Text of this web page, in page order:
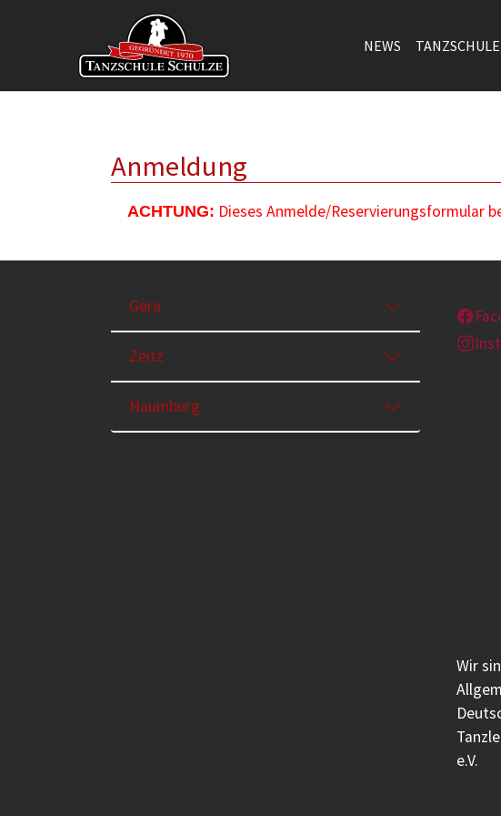
NEWS TANZSCHULE
Anmeldung
ACHTUNG: Dieses Anmelde/Reservierungsformular
Gera
Zeitz
Naumburg
Wir
e.V.